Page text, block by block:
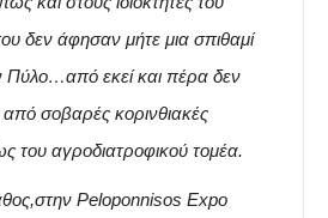
δεν άφησαν μήτε μια σπιθαμί
Πύλο…από εκεί και πέρα δεν
από σοβαρές κορινθιακές
του αγροδιατροφικού τομέα.
Peloponnisos Expo